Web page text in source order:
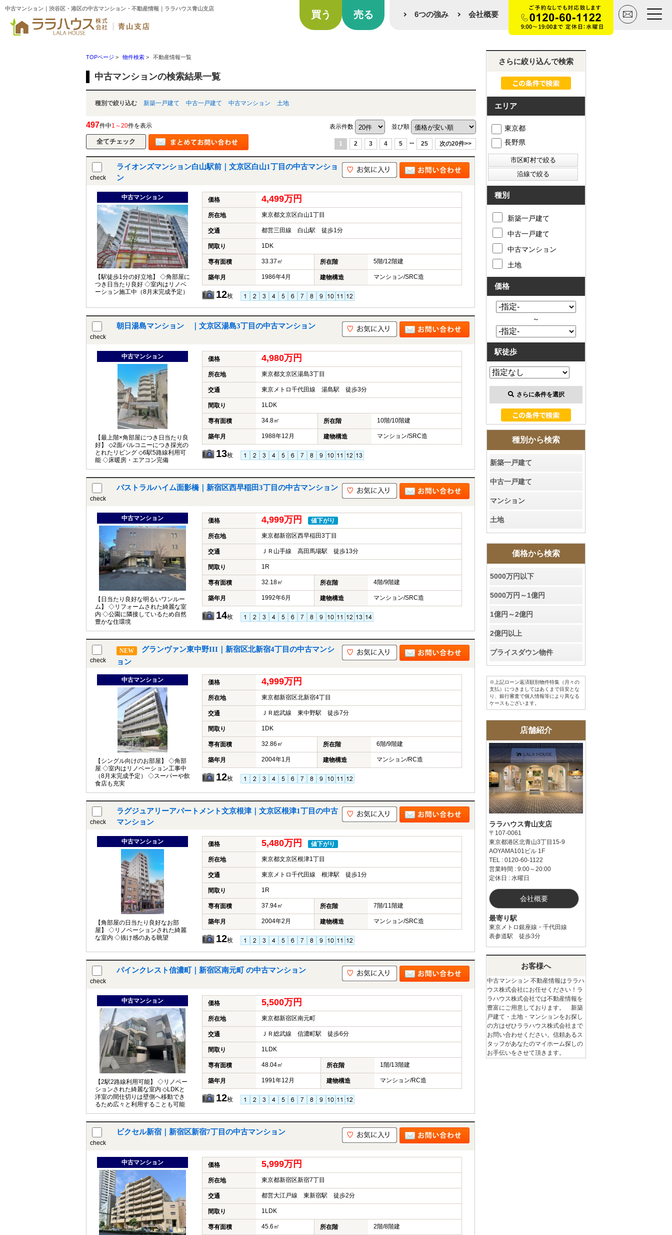
中古マンション｜渋谷区・港区の中古マンション・不動産情報｜ララハウス青山支店
買う 売る 6つの強み 会社概要
トップページ
買いたい
売りたい
空間デザイン事例
マンションカタログ
会社概要
スタッフ紹介
お客様の声
お知らせ
来店予約
お気に入り物件
会員登録
ログイン
TOPページ > 物件検索 > 不動産情報一覧
中古マンションの検索結果一覧
種別で絞り込む 新築一戸建て 中古一戸建て 中古マンション 土地
497件中1～20件を表示 表示件数 並び順
1 2 3 4 5 ... 25 次の20件>>
check
ライオンズマンション白山駅前｜文京区白山1丁目の中古マンショ
ン
中古マンション
【駅徒歩1分の好立地】 ◇角部屋に
つき日当たり良好 ◇室内はリノベ
ーション施工中（8月末完成予定）
価格 4,499万円
所在地 東京都文京区白山1丁目
交通 都営三田線 白山駅 徒歩1分
間取り 1DK
専有面積 33.37㎡ 所在階 5階/12階建
築年月 1986年4月 建物構造 マンション/SRC造
12枚
check
朝日湯島マンション ｜文京区湯島3丁目の中古マンション
中古マンション
【最上階×角部屋につき日当たり良
好】 ◇2面バルコニーにつき採光の
とれたリビング ◇6駅5路線利用可
能 ◇床暖房・エアコン完備
価格 4,980万円
所在地 東京都文京区湯島3丁目
交通 東京メトロ千代田線 湯島駅 徒歩3分
間取り 1LDK
専有面積 34.8㎡ 所在階 10階/10階建
築年月 1988年12月 建物構造 マンション/SRC造
13枚
check
パストラルハイム面影橋｜新宿区西早稲田3丁目の中古マンション
中古マンション
【日当たり良好な明るいワンルー
ム】 ◇リフォームされた綺麗な室
内 ◇公園に隣接しているため自然
豊かな住環境
価格 4,999万円 値下がり
所在地 東京都新宿区西早稲田3丁目
交通 ＪＲ山手線 高田馬場駅 徒歩13分
間取り 1R
専有面積 32.18㎡ 所在階 4階/9階建
築年月 1992年6月 建物構造 マンション/SRC造
14枚
check
NEW
グランヴァン東中野III｜新宿区北新宿4丁目の中古マンシ
ョン
中古マンション
【シングル向けのお部屋】 ◇角部
屋 ◇室内はリノベーション工事中
（8月末完成予定） ◇スーパーや飲
食店も充実
価格 4,999万円
所在地 東京都新宿区北新宿4丁目
交通 ＪＲ総武線 東中野駅 徒歩7分
間取り 1DK
専有面積 32.86㎡ 所在階 6階/9階建
築年月 2004年1月 建物構造 マンション/RC造
12枚
check
ラグジュアリーアパートメント文京根津｜文京区根津1丁目の中古
マンション
中古マンション
【角部屋の日当たり良好なお部
屋】 ◇リノベーションされた綺麗
な室内 ◇抜け感のある眺望
価格 5,480万円 値下がり
所在地 東京都文京区根津1丁目
交通 東京メトロ千代田線 根津駅 徒歩1分
間取り 1R
専有面積 37.94㎡ 所在階 7階/11階建
築年月 2004年2月 建物構造 マンション/SRC造
12枚
check
パインクレスト信濃町｜新宿区南元町 の中古マンション
中古マンション
【2駅2路線利用可能】 ◇リノベー
ションされた綺麗な室内 ◇LDKと
洋室の間仕切りは壁側へ移動でき
るため広々と利用することも可能
価格 5,500万円
所在地 東京都新宿区南元町
交通 ＪＲ総武線 信濃町駅 徒歩6分
間取り 1LDK
専有面積 48.04㎡ 所在階 1階/13階建
築年月 1991年12月 建物構造 マンション/RC造
12枚
check
ビクセル新宿｜新宿区新宿7丁目の中古マンション
中古マンション 価格 5,999万円
所在地 東京都新宿区新宿7丁目
交通 都営大江戸線 東新宿駅 徒歩2分
間取り 1LDK
専有面積 45.6㎡ 所在階 2階/8階建
さらに絞り込んで検索
エリア
東京都
長野県
種別
新築一戸建て
中古一戸建て
中古マンション
土地
価格
～
駅徒歩
さらに条件を選択
種別から検索
新築一戸建て
中古一戸建て
マンション
土地
価格から検索
5000万円以下
5000万円～1億円
1億円～2億円
2億円以上
プライスダウン物件
※上記ローン返済額別物件特集（月々の
支払）につきましてはあくまで目安とな
り、銀行審査で個人情報等により異なる
ケースもございます。
店舗紹介
ララハウス青山支店
〒107-0061
東京都港区北青山3丁目15-9
AOYAMA101ビル 1F
TEL : 0120-60-1122
営業時間 : 9:00～20:00
定休日 : 水曜日
会社概要
最寄り駅
東京メトロ銀座線・千代田線
表参道駅 徒歩3分
お客様へ
中古マンション 不動産情報はララハ
ウス株式会社にお任せください！ラ
ラハウス株式会社では不動産情報を
豊富にご用意しております。 新築
戸建て・土地・マンションをお探し
の方はぜひララハウス株式会社まで
お問い合わせください。信頼あるス
タッフがあなたのマイホーム探しの
お手伝いをさせて頂きます。